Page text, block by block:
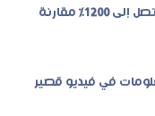
تصل إلى1200٪
مقارنة
في فيديو قصير